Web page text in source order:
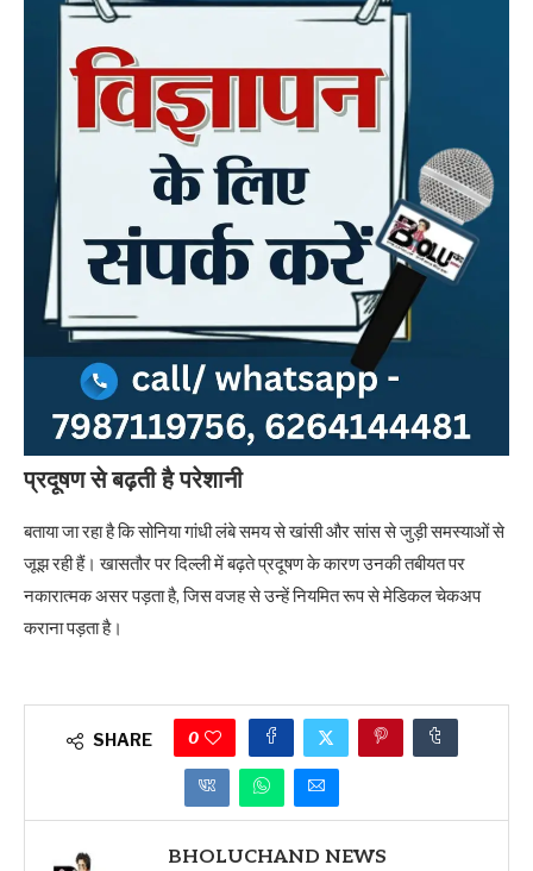
प्रदूषण से बढ़ती है परेशानी
बताया जा रहा है कि सोनिया गांधी लंबे समय से खांसी और सांस से जुड़ी समस्याओं से
जूझ रही हैं। खासतौर पर दिल्ली में बढ़ते प्रदूषण के कारण उनकी तबीयत पर
नकारात्मक असर पड़ता है, जिस वजह से उन्हें नियमित रूप से मेडिकल चेकअप
कराना पड़ता है।
SHARE 0
BHOLUCHAND NEWS